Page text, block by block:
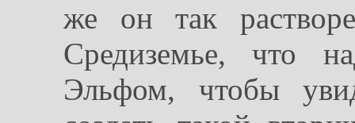
же он так
Средиземье, что
Эльфом, чтобы